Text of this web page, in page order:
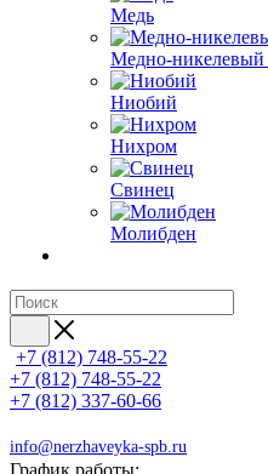
Медь
Медно-никелевый
Ниобий
Нихром
Свинец
Молибден
+7 (812) 748-55-22
+7 (812) 748-55-22
+7 (812) 337-60-66
info@nerzhaveyka-spb.ru
График работы: